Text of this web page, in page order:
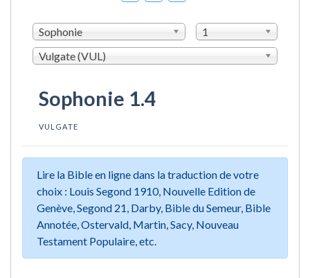
Sophonie
1
Vulgate (VUL)
Sophonie 1.4
VULGATE
Lire la Bible en ligne dans la traduction de votre
choix : Louis Segond 1910, Nouvelle Edition de
Genève, Segond 21, Darby, Bible du Semeur, Bible
Annotée, Ostervald, Martin, Sacy, Nouveau
Testament Populaire, etc.